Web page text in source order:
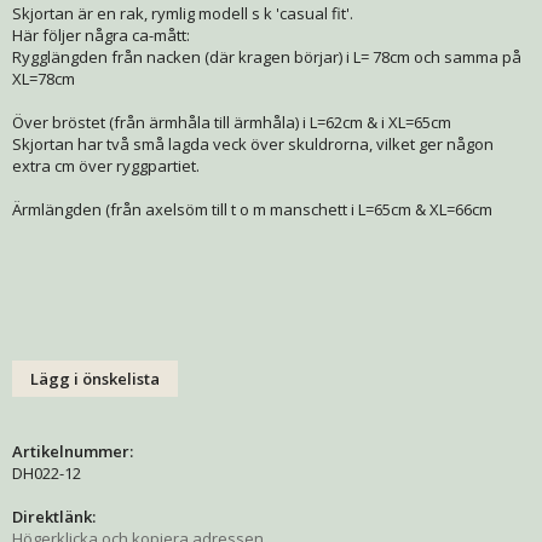
Skjortan är en rak, rymlig modell s k 'casual fit'.
Här följer några ca-mått:
Rygglängden från nacken (där kragen börjar) i L= 78cm och samma på
XL=78cm
Över bröstet (från ärmhåla till ärmhåla) i L=62cm & i XL=65cm
Skjortan har två små lagda veck över skuldrorna, vilket ger någon
extra cm över ryggpartiet.
Ärmlängden (från axelsöm till t o m manschett i L=65cm & XL=66cm
Lägg i önskelista
Artikelnummer:
DH022-12
Direktlänk: